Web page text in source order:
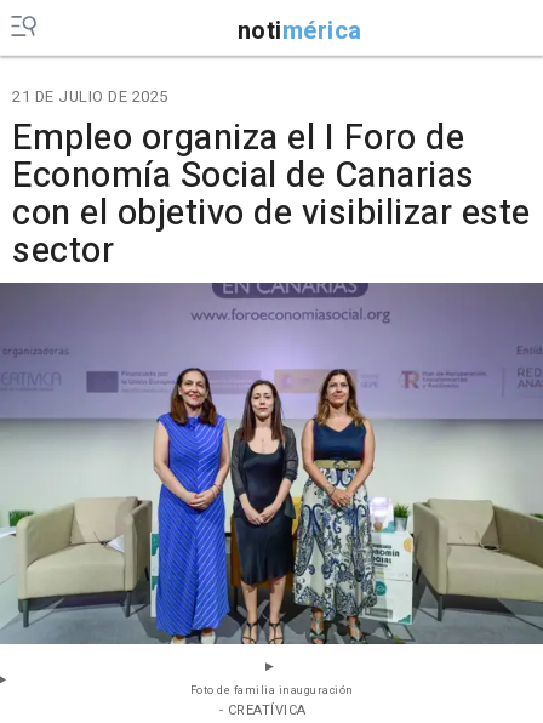
notimérica
21 DE JULIO DE 2025
Empleo organiza el I Foro de
Economía Social de Canarias
con el objetivo de visibilizar este
sector
Foto de familia inauguración
- CREATÍVICA